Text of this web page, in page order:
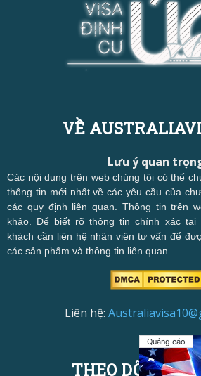
Quảng cáo
VỀ
Lưu ý quan
Các nội dung trên web chúng tôi có thể
thông tin mới nhất về các yêu cầu của
các quy định liên quan. Thông tin trên
khảo. Để biết rõ thông tin chính xác tại
khách cần liên hệ nhân viên tư vấn để
các sản phẩm và thông tin liên quan.
Liên hệ:
THEO DÕI